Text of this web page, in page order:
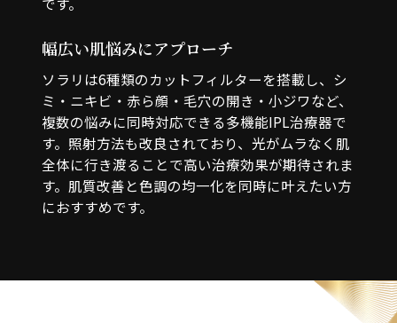
幅広い肌悩みにアプローチ
ソラリは6種類のカットフィルターを搭載し、シ
ミ・ニキビ・赤ら顔・毛穴の開き・小ジワなど、
複数の悩みに同時対応できる多機能IPL治療器で
す。照射方法も改良されており、光がムラなく肌
全体に行き渡ることで高い治療効果が期待されま
す。肌質改善と色調の均一化を同時に叶えたい方
におすすめです。